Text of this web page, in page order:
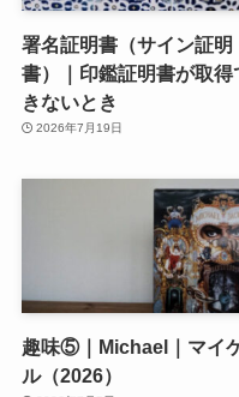
署名証明書（サイン証明
書）｜印鑑証明書が取得
きないとき
2026年7月19日
趣味⑤｜Michael｜マイ
ル（2026）